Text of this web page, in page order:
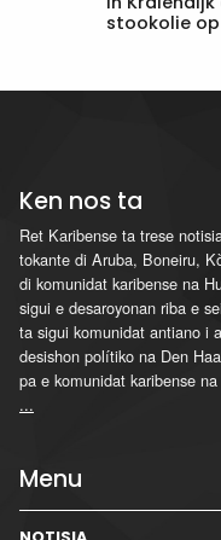
stookolie
Ken nos ta
Ret Karibense ta trese
tokante di Aruba, Boneiru,
di komunidat karibense na
sigui e desaroyonan riba e
ta sigui komunidat antiano i
desishon polítiko na Den
pa e komunidat karibense
...
Menu